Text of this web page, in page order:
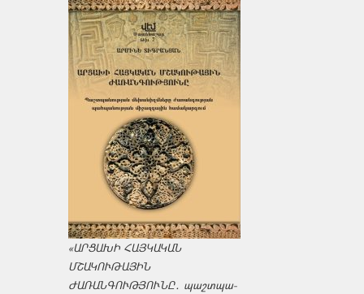
«ԱՐՑԱԽԻ ՀԱՅԿԱԿԱՆ
ՄՇԱԿՈՒԹԱՅԻՆ
ԺԱՌԱՆԳՈՒԹՅՈՒՆԸ․ պաշտպա­